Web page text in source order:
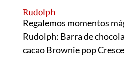
Rudolph
Regalemos momentos
Rudolph: Barra de
cacao Brownie pop